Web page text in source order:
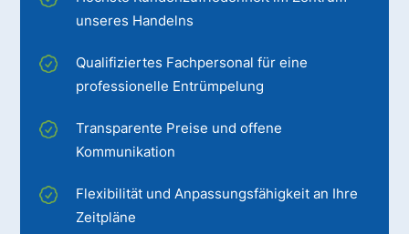
unseres Handelns
Qualifiziertes Fachpersonal für eine
professionelle Entrümpelung
Transparente Preise und offene
Kommunikation
Flexibilität und Anpassungsfähigkeit an Ihre
Zeitpläne